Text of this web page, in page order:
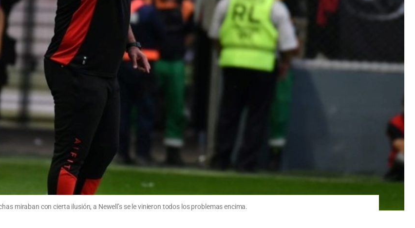
miraban con cierta ilusión, a Newell’s se le vinieron todos los problemas encima.